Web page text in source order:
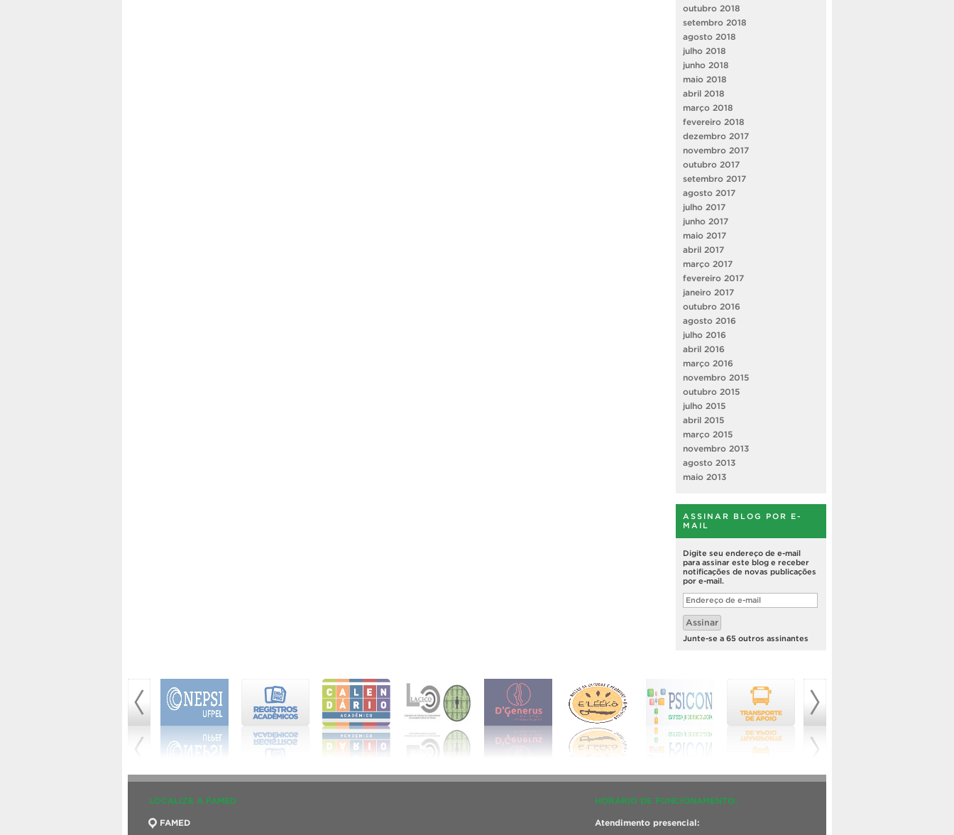
outubro 2018
setembro 2018
agosto 2018
julho 2018
junho 2018
maio 2018
abril 2018
março 2018
fevereiro 2018
dezembro 2017
novembro 2017
outubro 2017
setembro 2017
agosto 2017
julho 2017
junho 2017
maio 2017
abril 2017
março 2017
fevereiro 2017
janeiro 2017
outubro 2016
agosto 2016
julho 2016
abril 2016
março 2016
novembro 2015
outubro 2015
julho 2015
abril 2015
março 2015
novembro 2013
agosto 2013
maio 2013
ASSINAR BLOG POR E-
MAIL
Digite seu endereço de e-mail
para assinar este blog e receber
notificações de novas publicações
por e-mail.
Endereço
de
e-
mail
Assinar
Junte-se a 65 outros assinantes
LOCALIZE A FAMED
FAMED
HORÁRIO DE FUNCIONAMENTO:
Atendimento presencial: